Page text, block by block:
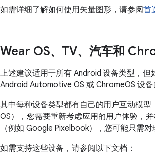
如需详细了解如何使用矢量图形，请参阅首
Wear OS、TV、汽车和
上述建议适用于所有 Android 设备类型，但
Android Automotive OS 或 ChromeOS 设备
其中每种设备类型都有自己的用户互动模
OS），您需要重新考虑应用的用户体验，
（例如 Google Pixelbook），您可能只需
如需支持这些设备，请参阅以下文档：